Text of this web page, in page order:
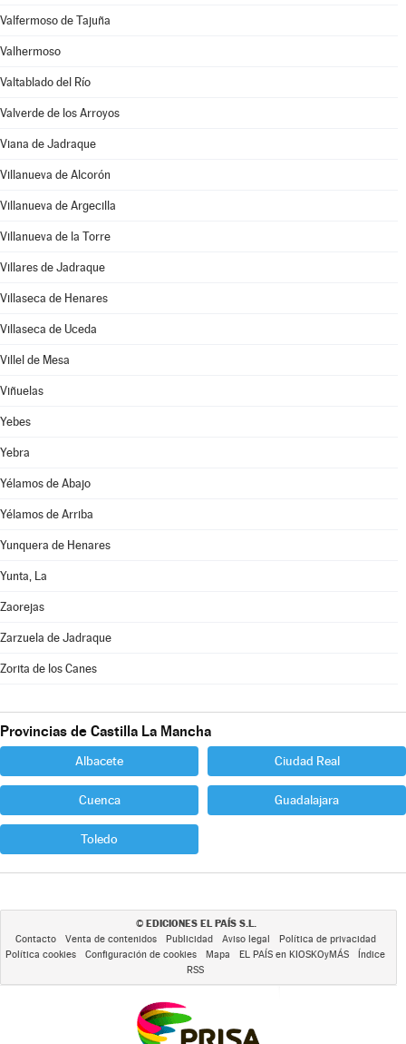
Valfermoso de Tajuña
Valhermoso
Valtablado del Río
Valverde de los Arroyos
Viana de Jadraque
Villanueva de Alcorón
Villanueva de Argecilla
Villanueva de la Torre
Villares de Jadraque
Villaseca de Henares
Villaseca de Uceda
Villel de Mesa
Viñuelas
Yebes
Yebra
Yélamos de Abajo
Yélamos de Arriba
Yunquera de Henares
Yunta, La
Zaorejas
Zarzuela de Jadraque
Zorita de los Canes
Provincias de Castilla La Mancha
Albacete Ciudad Real
Cuenca Guadalajara
Toledo
© EDICIONES EL PAÍS S.L.
Contacto Venta de contenidos Publicidad Aviso legal
Política de privacidad
Política cookies
Configuración de cookies Mapa EL PAÍS en KIOSKOyMÁS
Índice
RSS